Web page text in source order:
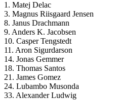
1. Matej Delac
3. Magnus Riisgaard Jensen
8. Janus Drachmann
9. Anders K. Jacobsen
10. Casper Tengstedt
11. Aron Sigurdarson
14. Jonas Gemmer
18. Thomas Santos
21. James Gomez
24. Lubambo Musonda
33. Alexander Ludwig